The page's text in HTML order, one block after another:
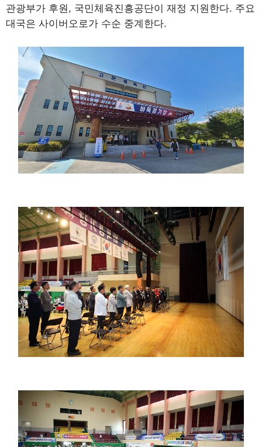
관광부가 후원, 국민체육진흥공단이 재정 지원한다. 주요
대국은 사이버오로가 수순 중계한다.